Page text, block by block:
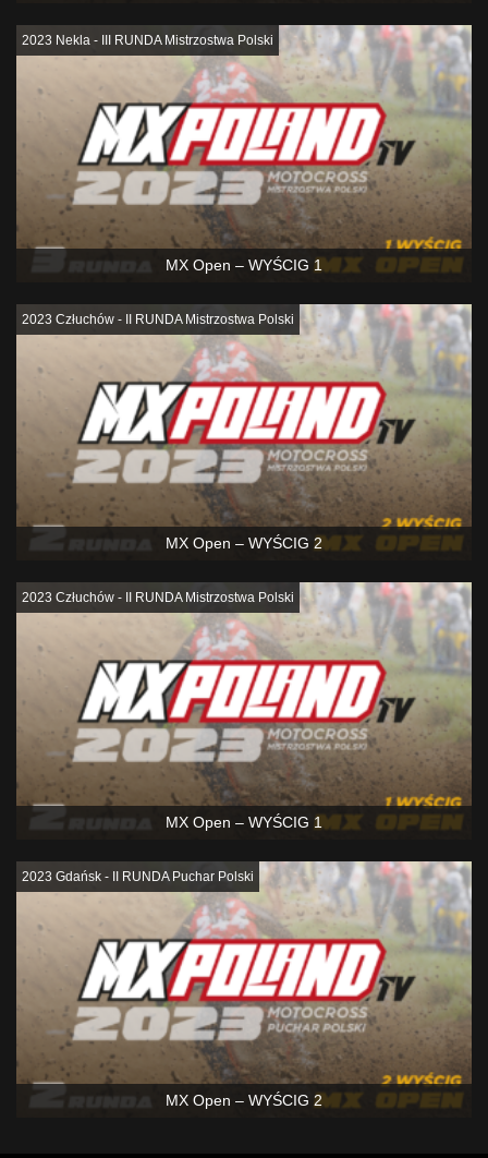
MX Open – WYŚCIG 1
2023 Nekla - III RUNDA Mistrzostwa Polski
MX Open – WYŚCIG 2
2023 Człuchów - II RUNDA Mistrzostwa Polski
MX Open – WYŚCIG 1
2023 Człuchów - II RUNDA Mistrzostwa Polski
MX Open – WYŚCIG 2
2023 Gdańsk - II RUNDA Puchar Polski